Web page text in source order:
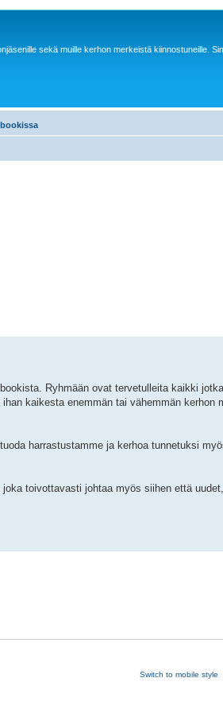
sekä muille kerhon merkeistä kiinnostuneille.
Ryhmään ovat tervetulleita kaikki
kaikesta enemmän tai vähemmän
harrastustamme ja kerhoa tunnetuksi
toivottavasti johtaa myös siihen että
Switch to mobile style